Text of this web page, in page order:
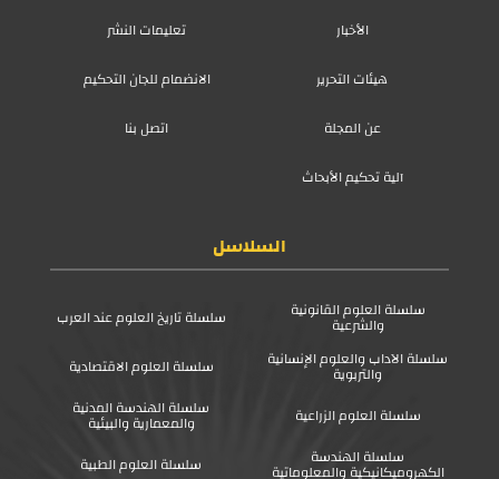
الأخبار
تعليمات النشر
هيئات التحرير
الانضمام للجان التحكيم
عن المجلة
اتصل بنا
آلية تحكيم الأبحاث
السلاسل
سلسلة العلوم القانونية
والشرعية
سلسلة تاريخ العلوم عند العرب
سلسلة الآداب والعلوم الإنسانية
والتربوية
سلسلة العلوم الاقتصادية
سلسلة العلوم الزراعية
سلسلة الهندسة المدنية
والمعمارية والبيئية
سلسلة الهندسة
الكهروميكانيكية والمعلوماتية سلسلة العلوم الطبية